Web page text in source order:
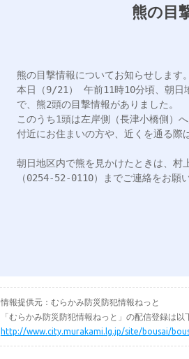
熊の目
熊の目撃情報についてお知らせします。
本日（9/21） 午前11時10分頃、朝日
で、熊2頭の目撃情報がありました。
このうち1頭は左岸側（長津小橋側）
付近にお住まいの方や、近くを通る際
朝日地区内で熊を見かけたときは、
（0254-52-0110）までご連絡をお願い
情報提供元：むらかみ防災防犯情報ねっと
「むらかみ防災防犯情報ねっと」の配信登録は以
http://www.city.murakami.lg.jp/site/bousai/